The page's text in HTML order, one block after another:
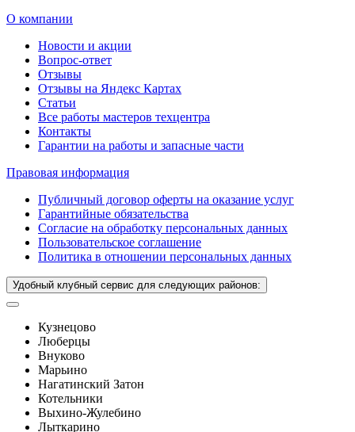
О компании
Новости и акции
Вопрос-ответ
Отзывы
Отзывы на Яндекс Картах
Статьи
Все работы мастеров техцентра
Контакты
Гарантии на работы и запасные части
Правовая информация
Публичный договор оферты на оказание услуг
Гарантийные обязательства
Согласие на обработку персональных данных
Пользовательское соглашение
Политика в отношении персональных данных
Удобный клубный сервис для следующих районов:
Кузнецово
Люберцы
Внуково
Марьино
Нагатинский Затон
Котельники
Выхино-Жулебино
Лыткарино